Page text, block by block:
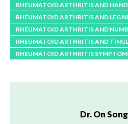
RHEUMATOID ARTHRITIS AND
RHEUMATOID ARTHRITIS AND LEG
RHEUMATOID ARTHRITIS AND
RHEUMATOID ARTHRITIS AND
RHEUMATOID ARTHRITIS
Dr. On